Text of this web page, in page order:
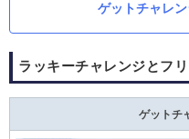
ゲットチャレ
ラッキーチャレンジとフ
ゲットチ